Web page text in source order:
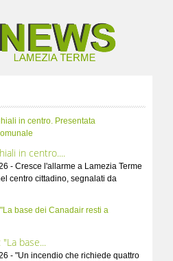
in centro....
- Cresce l'allarme a Lamezia Terme
centro cittadino, segnalati da
base...
- "Un incendio che richiede quattro